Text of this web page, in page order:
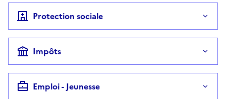
Protection sociale
Impôts
Emploi - Jeunesse